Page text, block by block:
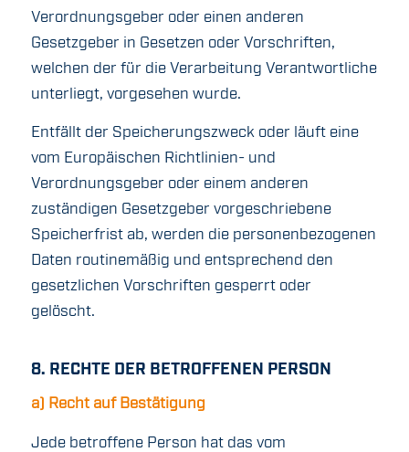
Verordnungsgeber oder einen anderen
Gesetzgeber in Gesetzen oder Vorschriften,
welchen der für die Verarbeitung Verantwortliche
unterliegt, vorgesehen wurde.
Entfällt der Speicherungszweck oder läuft eine
vom Europäischen Richtlinien- und
Verordnungsgeber oder einem anderen
zuständigen Gesetzgeber vorgeschriebene
Speicherfrist ab, werden die personenbezogenen
Daten routinemäßig und entsprechend den
gesetzlichen Vorschriften gesperrt oder
gelöscht.
8. RECHTE DER BETROFFENEN PERSON
a) Recht auf Bestätigung
Jede betroffene Person hat das vom